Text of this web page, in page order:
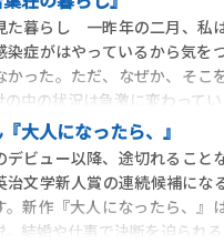
た暮らし 一昨年の二月、私
染症がはやっているから気を
かった。ただ、なぜか、そ
中の状況は急激に変わって
大人になったら、』
ビュー以降、途切れること
治文学新人賞の連続候補にな
。新作『大人になったら、
結婚や仕事で決断を迫られ